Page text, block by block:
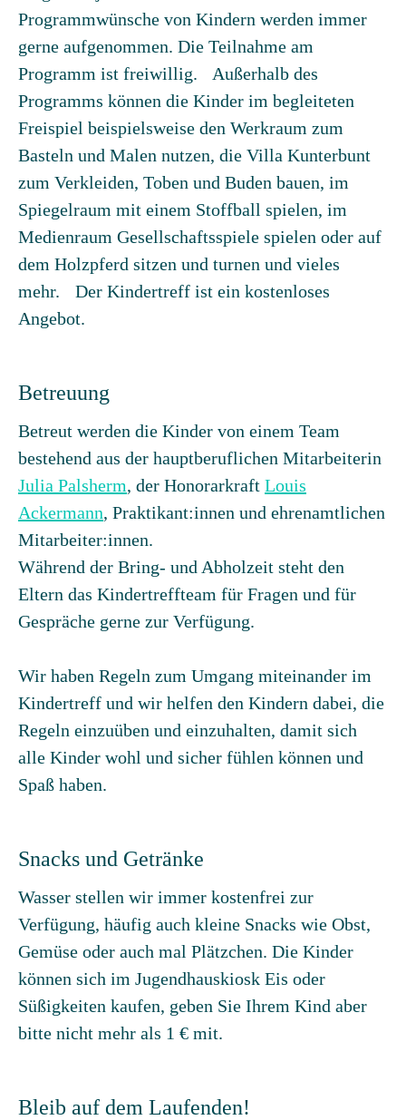
Programmwünsche von Kindern werden immer
gerne aufgenommen. Die Teilnahme am
Programm ist freiwillig. Außerhalb des
Programms können die Kinder im begleiteten
Freispiel beispielsweise den Werkraum zum
Basteln und Malen nutzen, die Villa Kunterbunt
zum Verkleiden, Toben und Buden bauen, im
Spiegelraum mit einem Stoffball spielen, im
Medienraum Gesellschaftsspiele spielen oder auf
dem Holzpferd sitzen und turnen und vieles
mehr. Der Kindertreff ist ein kostenloses
Angebot.
Betreuung
Betreut werden die Kinder von einem Team
bestehend aus der hauptberuflichen Mitarbeiterin
Julia Palsherm, der Honorarkraft Louis
Ackermann, Praktikant:innen und ehrenamtlichen
Mitarbeiter:innen.
Während der Bring- und Abholzeit steht den
Eltern das Kindertreffteam für Fragen und für
Gespräche gerne zur Verfügung.
Wir haben Regeln zum Umgang miteinander im
Kindertreff und wir helfen den Kindern dabei, die
Regeln einzuüben und einzuhalten, damit sich
alle Kinder wohl und sicher fühlen können und
Spaß haben.
Snacks und Getränke
Wasser stellen wir immer kostenfrei zur
Verfügung, häufig auch kleine Snacks wie Obst,
Gemüse oder auch mal Plätzchen. Die Kinder
können sich im Jugendhauskiosk Eis oder
Süßigkeiten kaufen, geben Sie Ihrem Kind aber
bitte nicht mehr als 1 € mit.
Bleib auf dem Laufenden!